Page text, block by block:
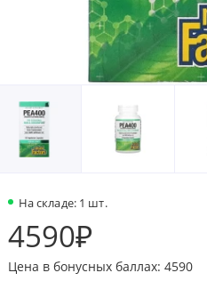
На складе: 1 шт.
4590₽
Цена в бонусных баллах: 4590